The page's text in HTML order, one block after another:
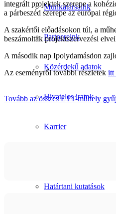
Munkatársaink
Partnereink
Közérdekű adatok
Hivatalos iratok
Karrier
Határtani kutatások
integrált projektek szerepe a
a párbeszéd szerepe az európai
A szakértői előadásokon túl, a
beszámoltak projektszervezési
A második nap Ipolydamásdon
Az eseményről további részletek itt
Tovább az összes ETT-műhely